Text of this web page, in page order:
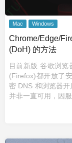
Mac Windows
Chrome/Edge/
(DoH) 的方法
目前新版 谷歌浏览
(Firefox)都开放了
密 DNS 和浏览器
并非一直可用，因服